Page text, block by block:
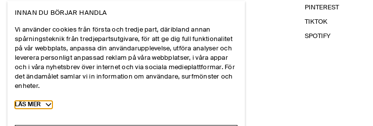
PINTEREST
TIKTOK
SPOTIFY
INNAN DU BÖRJAR HANDLA
Vi använder cookies från första och tredje part, däribland annan
spårningsteknik från tredjepartsutgivare, för att ge dig full funktionalitet
på vår webbplats, anpassa din användarupplevelse, utföra analyser och
leverera personligt anpassad reklam på våra webbplatser, i våra appar
och i våra nyhetsbrev över internet och via sociala medieplattformar. För
det ändamålet samlar vi in information om användare, surfmönster och
enheter.
Toggle more cookie information
LÄS MER